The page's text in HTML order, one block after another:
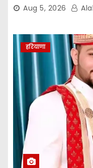
Aug 5, 2026
हरियाणा